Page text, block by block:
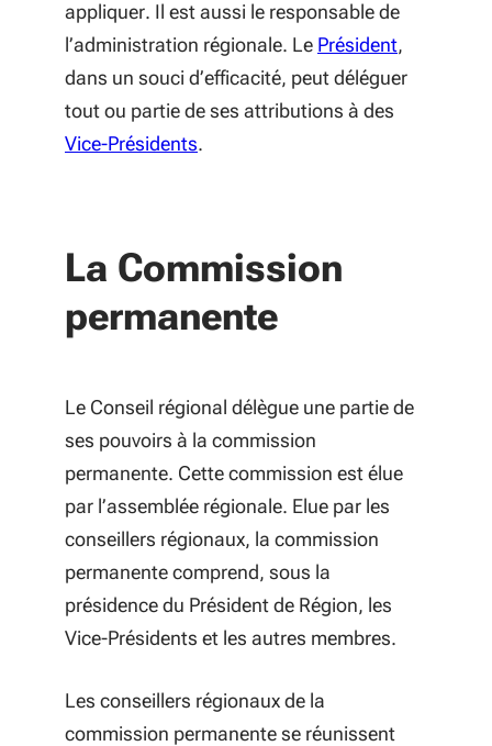
appliquer. Il est aussi le responsable de
l’administration régionale. Le Président,
dans un souci d’efficacité, peut déléguer
tout ou partie de ses attributions à des
Vice-Présidents.
La Commission
permanente
Le Conseil régional délègue une partie de
ses pouvoirs à la commission
permanente. Cette commission est élue
par l’assemblée régionale. Elue par les
conseillers régionaux, la commission
permanente comprend, sous la
présidence du Président de Région, les
Vice-Présidents et les autres membres.
Les conseillers régionaux de la
commission permanente se réunissent